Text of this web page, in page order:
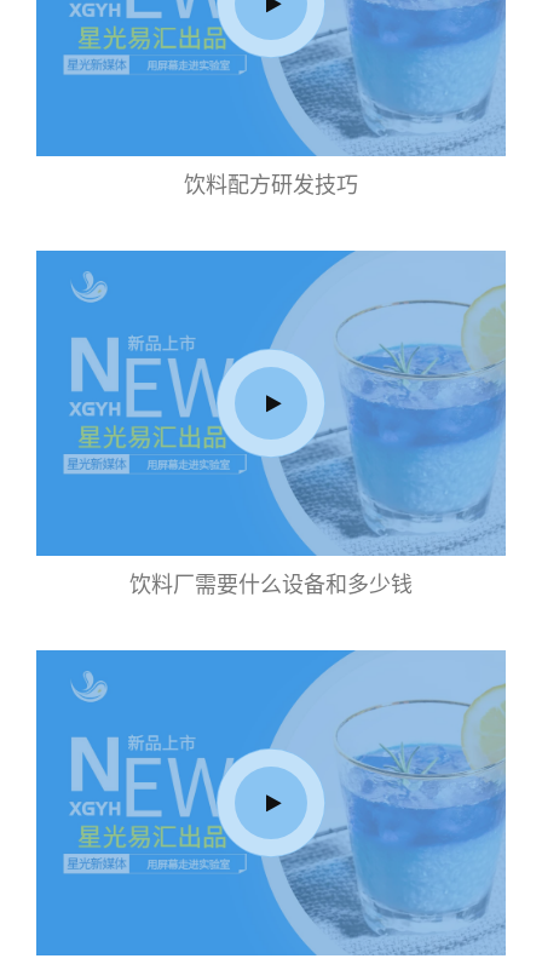
饮料配方研发技巧
饮料厂需要什么设备和多少钱